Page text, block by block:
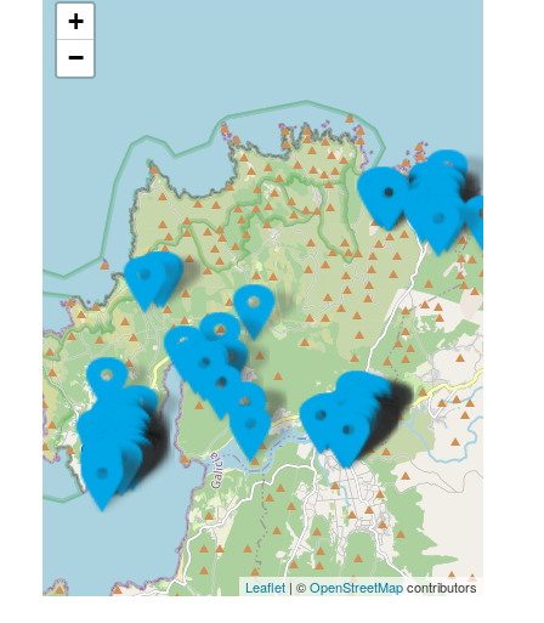
+
−
Leaflet| ©OpenStreetMapcontributors